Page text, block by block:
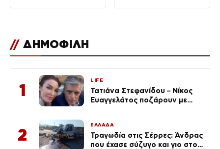
// ΔΗΜΟΦΙΛΗ
1
LIFE
Τατιάνα Στεφανίδου – Νίκος
Ευαγγελάτος ποζάρουν με
2
ΕΛΛΑΔΑ
Τραγωδία στις Σέρρες: Άνδρας
που έχασε σύζυγο και γιο στο